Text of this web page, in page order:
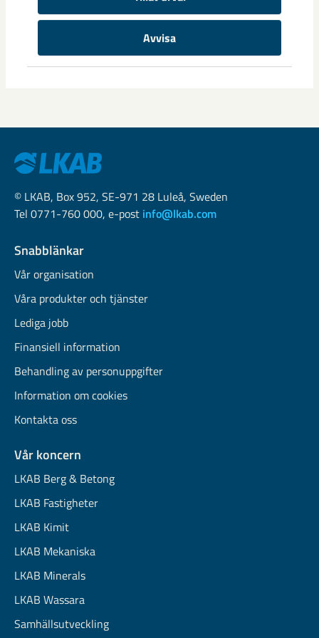
Avvisa
samhällsomvandlingen
Samhällsomvandlingen i Gällivare har pågått i snart tio år
och mycket av det stora arbetet har redan genomförts. Nu
© LKAB, Box 952, SE-971 28 Luleå, Sweden
Tel 0771-760 000, e-post info@lkab.com
Snabblänkar
Vår organisation
Våra produkter och tjänster
Lediga jobb
Finansiell information
Behandling av personuppgifter
Information om cookies
Kontakta oss
Vår koncern
LKAB Berg & Betong
LKAB Fastigheter
LKAB Kimit
LKAB Mekaniska
LKAB Minerals
LKAB Wassara
Samhällsutveckling